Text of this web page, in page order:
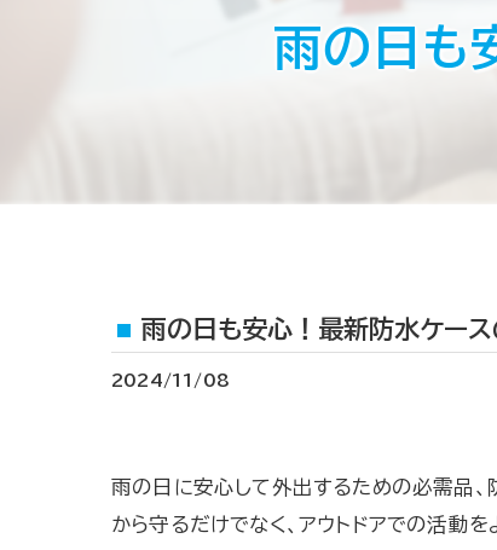
雨の日も
雨の日も安心！最新防水ケー
2024/11/08
雨の日に安心して外出するための必需品、
から守るだけでなく、アウトドアでの活動